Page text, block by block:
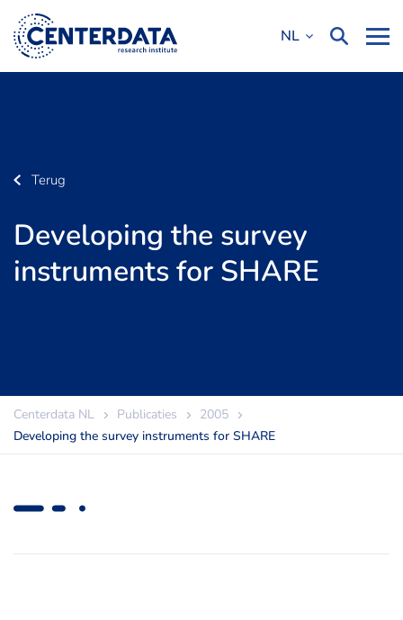
NL
Terug
Developing the survey
instruments for SHARE
Centerdata NL Publicaties
2005
Developing the survey instruments for SHARE